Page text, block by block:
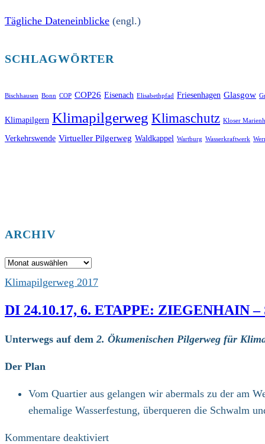
Tägliche Dateneinblicke (engl.)
SCHLAGWÖRTER
Bischhausen Bonn COP COP26 Eisenach Elisabethpfad Friesenhagen Glasgow
Klimapilgern Klimapilgerweg Klimaschutz Kloser
Verkehrswende Virtueller Pilgerweg Waldkappel Wartburg Wasserkraftwerk
ARCHIV
Archiv
Klimapilgerweg 2017
DI 24.10.17, 6. ETAPPE: ZIEGENHAIN
Unterwegs auf dem 2. Ökumenischen Pilgerweg für
Der Plan
Vom Quartier aus gelangen wir abermals zu der am
ehemalige Wasserfestung, überqueren die Schwalm
Kommentare deaktiviertfür